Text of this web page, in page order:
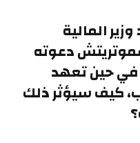
المالية
دعوته
في حين تعهد
كيف سيؤثر ذلك